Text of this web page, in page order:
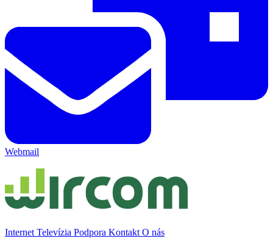
Webmail
Internet Televízia Podpora Kontakt O nás